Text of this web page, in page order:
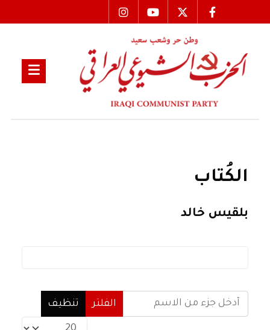
الكُتاب
بلقيس خالد
أدخل جزء من الاسم
الفلتر
تنظيف
عدد الإظهارات: